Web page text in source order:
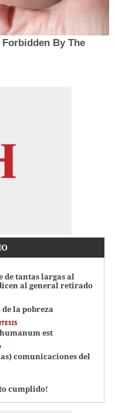
By The
de tantas largas al
al general retirado
la pobreza
est
comunicaciones del
cumplido!